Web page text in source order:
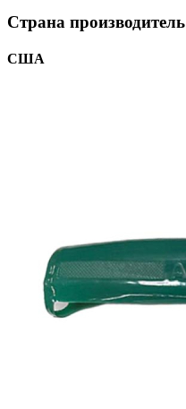
Страна производитель
США